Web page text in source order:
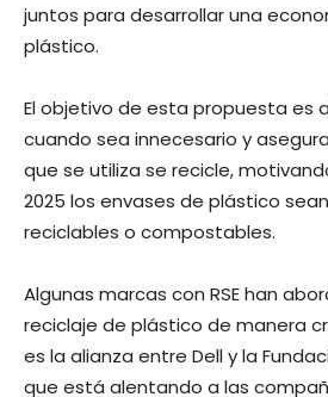
juntos para desarrollar una
plástico.
El objetivo de esta propuesta es
cuando sea innecesario y
que se utiliza se recicle,
2025 los envases de plástico
reciclables o compostables.
Algunas marcas con RSE han
reciclaje de plástico de manera
es la alianza entre Dell y la
que está alentando a las